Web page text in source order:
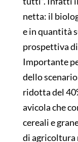
netta: il
e in quantità
prospettiva
Importante
dello
ridotta del
avicola che
cereali e
di agricoltura